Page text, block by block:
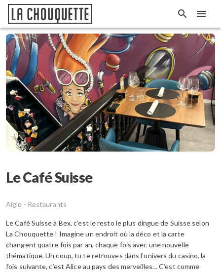
Le Café Suisse
Aigle - Restaurants
Le Café Suisse à Bex, c’est le resto le plus dingue de Suisse selon
La Chouquette ! Imagine un endroit où la déco et la carte
changent quatre fois par an, chaque fois avec une nouvelle
thématique. Un coup, tu te retrouves dans l’univers du casino, la
fois suivante, c’est Alice au pays des merveilles… C’est comme